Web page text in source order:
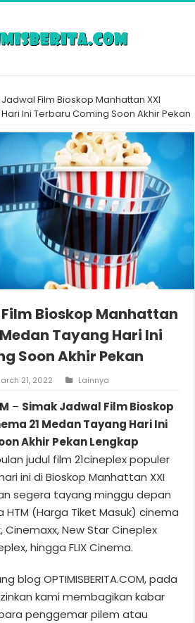
Film Bioskop Manhattan XXI
Ini Terbaru Coming Soon Akhir Pekan
Bioskop Manhattan
Tayang Hari Ini
Soon Akhir Pekan
21, 2022 Lainnya
– Simak Jadwal Film Bioskop
21 Medan Tayang Hari Ini
Akhir Pekan Lengkap
judul film 21cineplex populer
ini di Bioskop Manhattan XXI
segera tayang minggu depan
(Harga Tiket Masuk) cinema
Cinemaxx, New Star Cineplex
hingga FLIX Cinema.
blog OPTIMISBERITA.COM, pada
kami membagikan kabar
penggemar pilem atau